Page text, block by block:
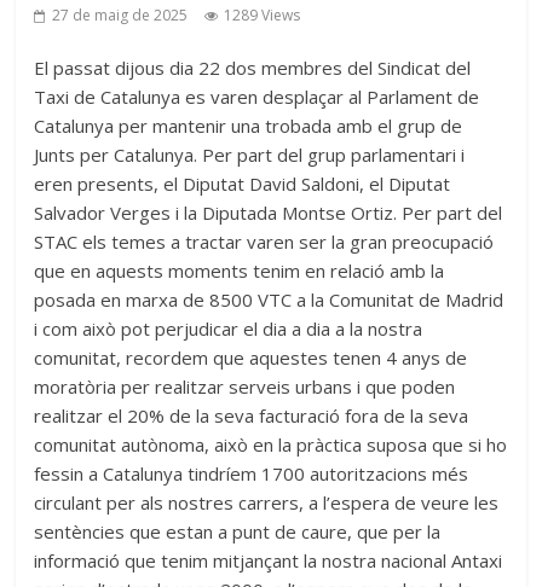
27 de maig de 2025 1289 Views
El passat dijous dia 22 dos membres del Sindicat del
Taxi de Catalunya es varen desplaçar al Parlament de
Catalunya per mantenir una trobada amb el grup de
Junts per Catalunya. Per part del grup parlamentari i
eren presents, el Diputat David Saldoni, el Diputat
Salvador Verges i la Diputada Montse Ortiz. Per part del
STAC els temes a tractar varen ser la gran preocupació
que en aquests moments tenim en relació amb la
posada en marxa de 8500 VTC a la Comunitat de Madrid
i com això pot perjudicar el dia a dia a la nostra
comunitat, recordem que aquestes tenen 4 anys de
moratòria per realitzar serveis urbans i que poden
realitzar el 20% de la seva facturació fora de la seva
comunitat autònoma, això en la pràctica suposa que si ho
fessin a Catalunya tindríem 1700 autoritzacions més
circulant per als nostres carrers, a l’espera de veure les
sentències que estan a punt de caure, que per la
informació que tenim mitjançant la nostra nacional Antaxi